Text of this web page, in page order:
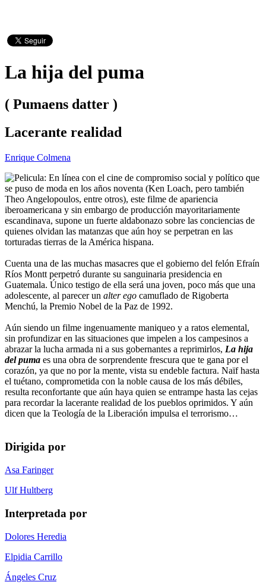
La hija del puma
( Pumaens datter )
Lacerante realidad
Enrique Colmena
En línea con el cine de compromiso social y político que
se puso de moda en los años noventa (Ken Loach, pero también
Theo Angelopoulos, entre otros), este filme de apariencia
iberoamericana y sin embargo de producción mayoritariamente
escandinava, supone un fuerte aldabonazo sobre las conciencias de
quienes olvidan las matanzas que aún hoy se perpetran en las
torturadas tierras de la América hispana.
Cuenta una de las muchas masacres que el gobierno del felón Efraín
Ríos Montt perpetró durante su sanguinaria presidencia en
Guatemala. Único testigo de ella será una joven, poco más que una
adolescente, al parecer un alter ego camuflado de Rigoberta
Menchú, la Premio Nobel de la Paz de 1992.
Aún siendo un filme ingenuamente maniqueo y a ratos elemental,
sin profundizar en las situaciones que impelen a los campesinos a
abrazar la lucha armada ni a sus gobernantes a reprimirlos, La hija
del puma es una obra de sorprendente frescura que te gana por el
corazón, ya que no por la mente, vista su endeble factura. Naïf hasta
el tuétano, comprometida con la noble causa de los más débiles,
resulta reconfortante que aún haya quien se entrampe hasta las cejas
para recordar la lacerante realidad de los pueblos oprimidos. Y aún
dicen que la Teología de la Liberación impulsa el terrorismo…
Dirigida por
Asa Faringer
Ulf Hultberg
Interpretada por
Dolores Heredia
Elpidia Carrillo
Ángeles Cruz